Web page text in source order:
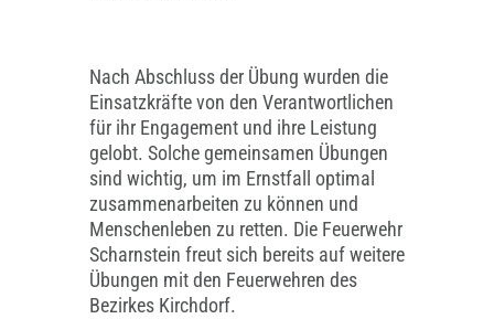
Nach Abschluss der Übung wurden die
Einsatzkräfte von den Verantwortlichen
für ihr Engagement und ihre Leistung
gelobt. Solche gemeinsamen Übungen
sind wichtig, um im Ernstfall optimal
zusammenarbeiten zu können und
Menschenleben zu retten. Die Feuerwehr
Scharnstein freut sich bereits auf weitere
Übungen mit den Feuerwehren des
Bezirkes Kirchdorf.